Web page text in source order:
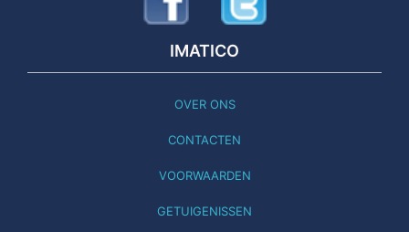
IMATICO
OVER ONS
CONTACTEN
VOORWAARDEN
GETUIGENISSEN